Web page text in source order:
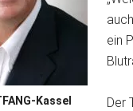
Kassel
ein
Der